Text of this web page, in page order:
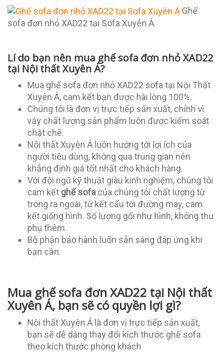
Ghế
sofa đơn nhỏ XAD22 tại Sofa Xuyên Á
Lí do bạn nên mua ghế sofa đơn nhỏ XAD22
tại Nội thất Xuyên Á?
Mua ghế sofa đơn nhỏ XAD22 sofa tại Nội Thất
Xuyên Á, cam kết bạn được hài lòng 100%.
Chúng tôi là đơn vị trực tiếp sản xuất, chính vì
vậy chất lượng sản phẩm luôn được kiểm soát
chặt chẽ.
Nội thất Xuyên Á luôn hướng tới lợi ích của
người tiêu dùng, không qua trung gian nên
khẳng định giá tốt nhất cho khách hàng.
Với đội ngũ kỹ thuật giàu kinh nghiệm, chúng tôi
cam kết ghế sofa của chúng tôi chất lượng từ
trong ra ngoài, từ kết cấu tới đường may, cam
kết giống hình. Số lượng gối như hình, không thu
phụ thêm.
Bộ phận bảo hành luôn sẵn sàng đáp ứng khi
bạn cần.
Mua ghế sofa đơn XAD22 tại Nội thất
Xuyên Á, bạn sẽ có quyền lợi gì?
Nội thất Xuyên Á là đơn vị trực tiếp sản xuất,
bạn sẽ dễ dàng thay đổi kích thước ghế sofa
theo kích thước phòng khách